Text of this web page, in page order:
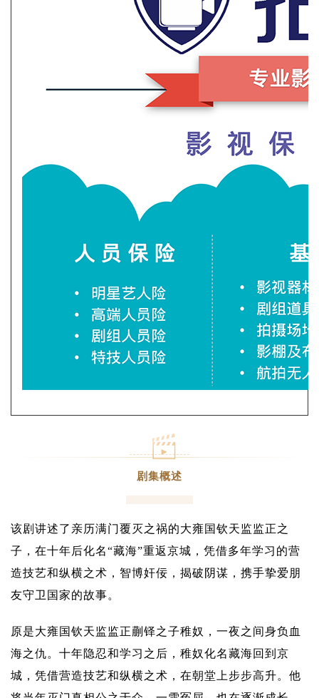
剧集概述
该剧讲述了亲历满门覆灭之祸的大雍国钦天监监正之
子，在十年后化名“藏海”重返京城，凭借多年学习的营
造技艺和纵横之术，智博奸佞，揭破阴谋，携手挚爱朋
友守卫国家的故事。
原是大雍国钦天监监正蒯铎之子稚奴，一夜之间身负血
海之仇。十年隐忍和学习之后，稚奴化名藏海回到京
城，凭借营造技艺和纵横之术，在朝堂上步步高升。他